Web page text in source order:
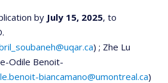
by July 15, 2025, to
) ; Zhe Lu
Odile Benoit-
biancamano@umontreal.ca)